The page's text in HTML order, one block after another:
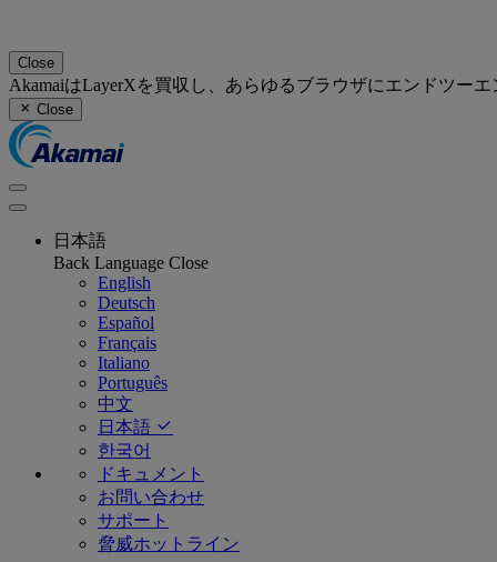
Close
AkamaiはLayerXを買収し、あらゆるブラウザにエンドツー
Close
日本語
Back Language Close
English
Deutsch
Español
Français
Italiano
Português
中文
日本語
한국어
ドキュメント
お問い合わせ
サポート
脅威ホットライン